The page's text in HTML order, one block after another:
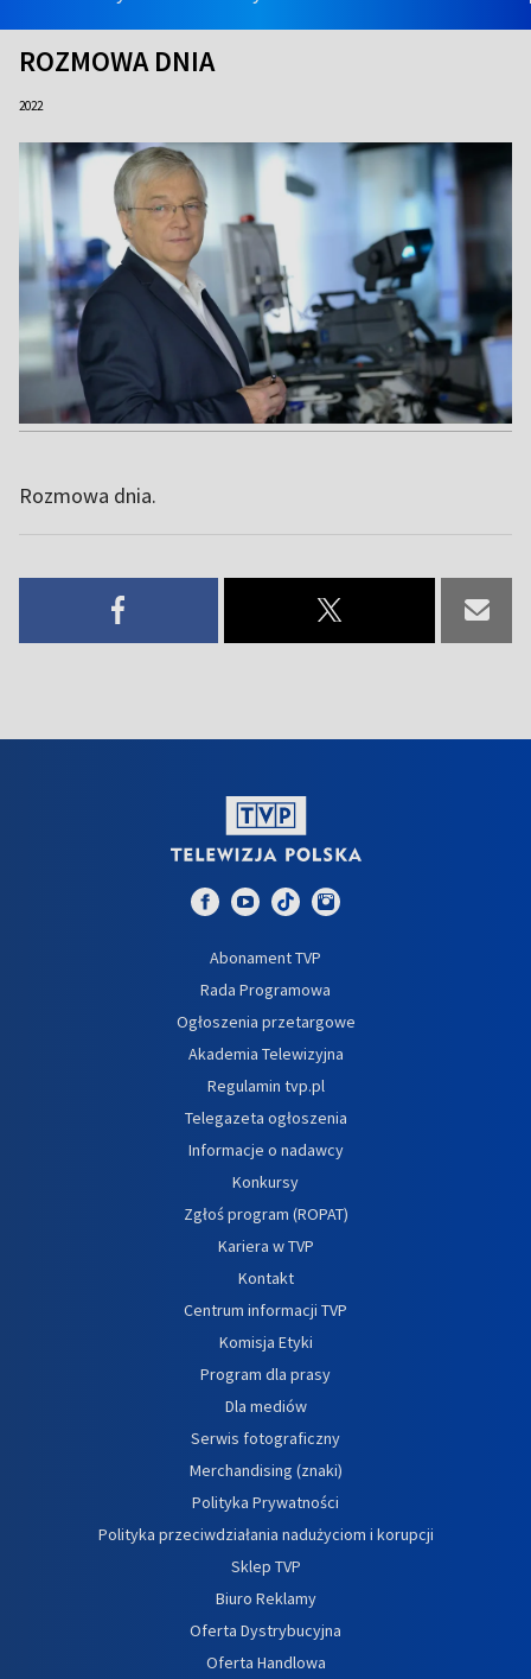
ROZMOWA DNIA
2022
Rozmowa dnia.
Abonament TVP
Rada Programowa
Ogłoszenia przetargowe
Akademia Telewizyjna
Regulamin tvp.pl
Telegazeta ogłoszenia
Informacje o nadawcy
Konkursy
Zgłoś program (ROPAT)
Kariera w TVP
Kontakt
Centrum informacji TVP
Komisja Etyki
Program dla prasy
Dla mediów
Serwis fotograficzny
Merchandising (znaki)
Polityka Prywatności
Polityka przeciwdziałania nadużyciom i korupcji
Sklep TVP
Biuro Reklamy
Oferta Dystrybucyjna
Oferta Handlowa